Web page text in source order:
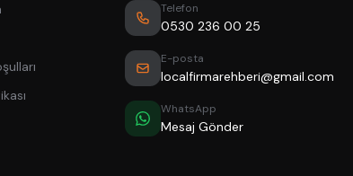
Telefon
0530 236 00 25
E-posta
localfirmarehberi@gmail.com
WhatsApp
Mesaj Gönder